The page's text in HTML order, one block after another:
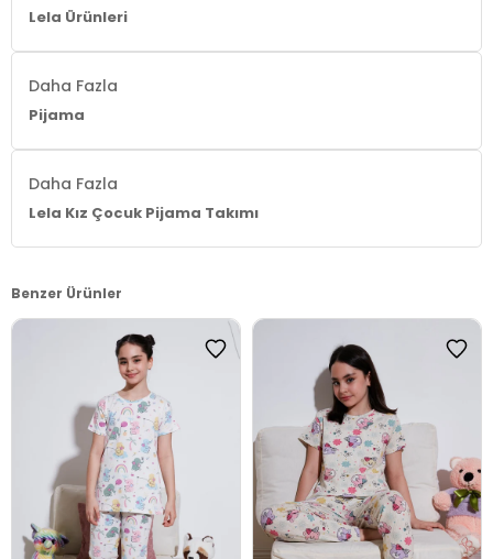
Lela Ürünleri
Daha Fazla
Pijama
Daha Fazla
Lela Kız Çocuk Pijama Takımı
Benzer Ürünler